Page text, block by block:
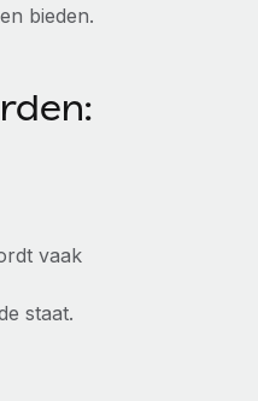
bieden.
vaak
staat.